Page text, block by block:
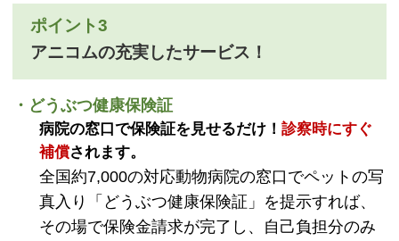
ポイント3
アニコムの充実したサービス！
・どうぶつ健康保険証
病院の窓口で保険証を見せるだけ！ 診察時にすぐ
補償されます。
全国約7,000の対応動物病院の窓口でペットの写
真入り「どうぶつ健康保険証」を提示すれば、
その場で保険金請求が完了し、自己負担分のみ